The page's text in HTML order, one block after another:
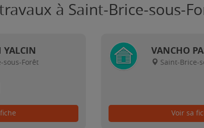
à Saint-Brice-sous-
YALCIN
sous-Forêt
VANCHO
Saint-Brice-
Voir sa